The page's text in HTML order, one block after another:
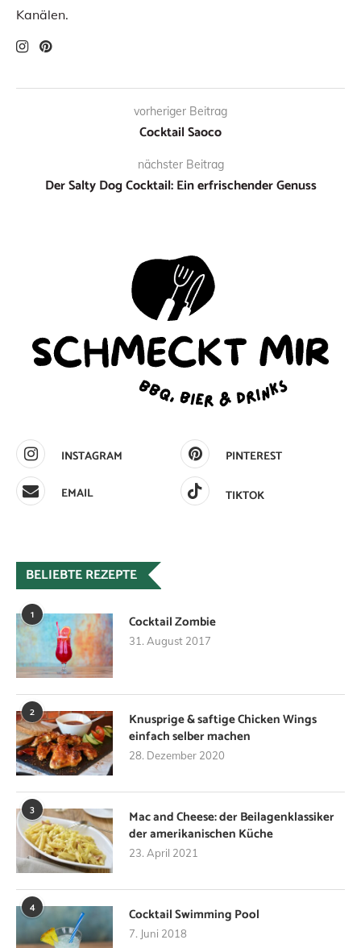
Kanälen.
vorheriger Beitrag
Cocktail Saoco
nächster Beitrag
Der Salty Dog Cocktail: Ein erfrischender Genuss
INSTAGRAM
PINTEREST
EMAIL
TIKTOK
BELIEBTE REZEPTE
1 Cocktail Zombie
31. August 2017
2
Knusprige & saftige Chicken Wings
einfach selber machen
28. Dezember 2020
3
Mac and Cheese: der Beilagenklassiker
der amerikanischen Küche
23. April 2021
4 Cocktail Swimming Pool
7. Juni 2018